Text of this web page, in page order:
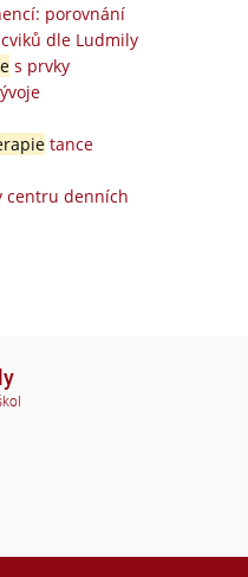
porovnání
dle Ludmily
s prvky
tance
denních